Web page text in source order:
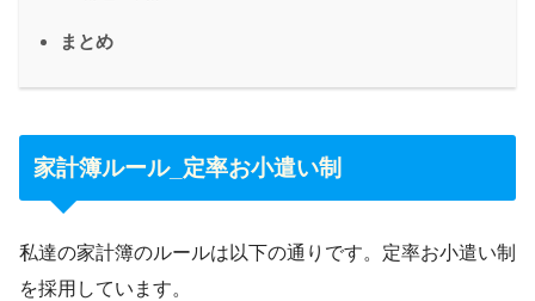
まとめ
家計簿ルール_定率お小遣い制
私達の家計簿のルールは以下の通りです。定率お小遣い制
を採用しています。